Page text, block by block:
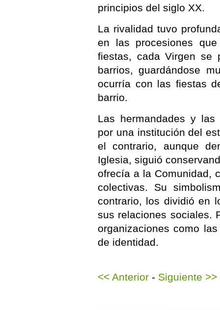
principios del siglo XX.
La rivalidad tuvo
en las procesiones
fiestas, cada Virgen se
barrios, guardándose
ocurría con las fiestas
barrio.
Las hermandades y las
por una institución del
el contrario, aunque
Iglesia, siguió
ofrecía a la Comunidad,
colectivas. Su
contrario, los dividió en
sus relaciones sociales.
organizaciones como
de identidad.
<< Anterior - Siguiente >>